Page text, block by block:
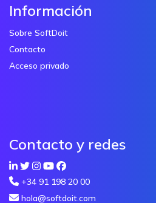
Información
Sobre SoftDoit
Contacto
Acceso privado
Contacto y redes
+34 91 198 20 00
hola@softdoit.com